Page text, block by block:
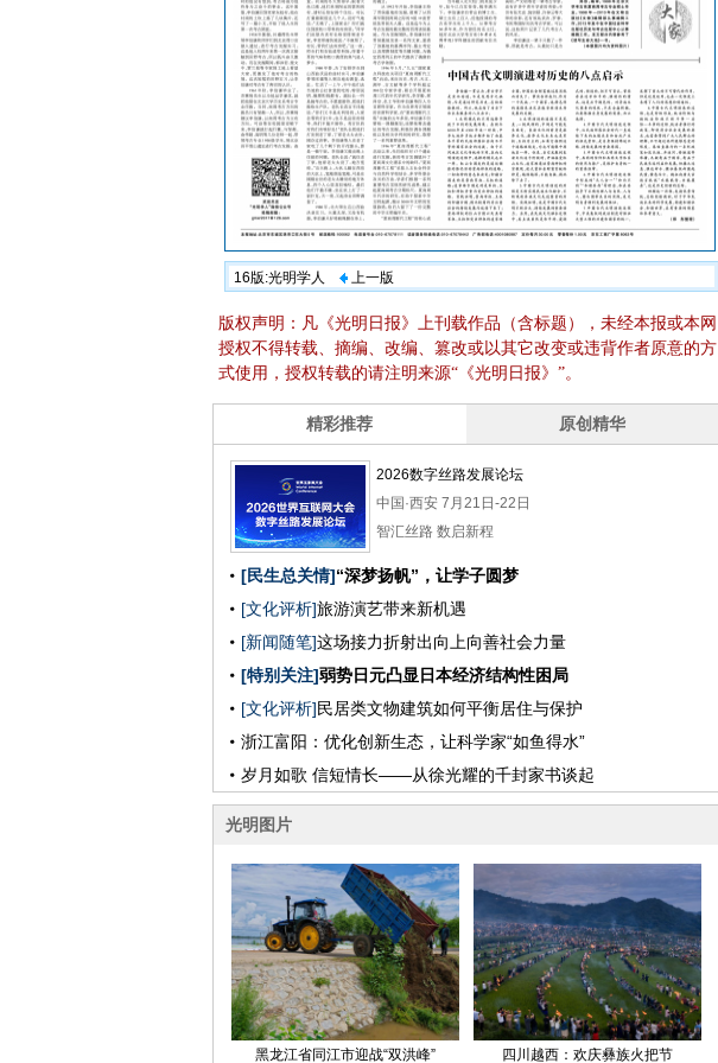
16版:光明学人 上一版
版权声明：凡《光明日报》上刊载作品（含标题），未经本报或本网
授权不得转载、摘编、改编、篡改或以其它改变或违背作者原意的方
式使用，授权转载的请注明来源“《光明日报》”。